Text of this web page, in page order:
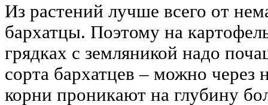
Из растений лучше всего от
бархатцы. Поэтому на
грядках с земляникой надо
сорта бархатцев – можно через
корни проникают на глубину